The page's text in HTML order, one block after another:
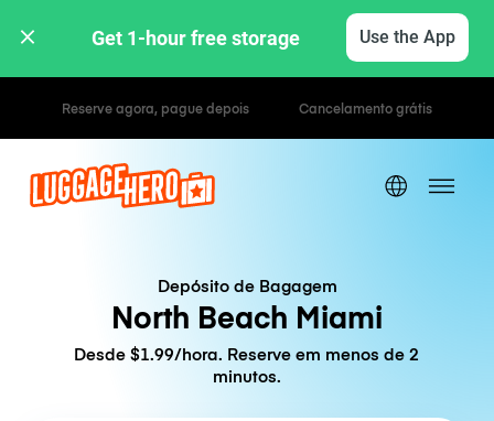
Get 1-hour free storage Use the App
Tarifas horárias / diárias
Depósito de Bagagem
North Beach Miami
Desde $1.99/hora. Reserve em menos de 2
minutos.